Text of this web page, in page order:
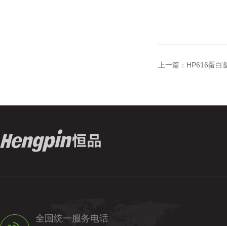
上一篇： HP616蛋白
全国统一服务电话